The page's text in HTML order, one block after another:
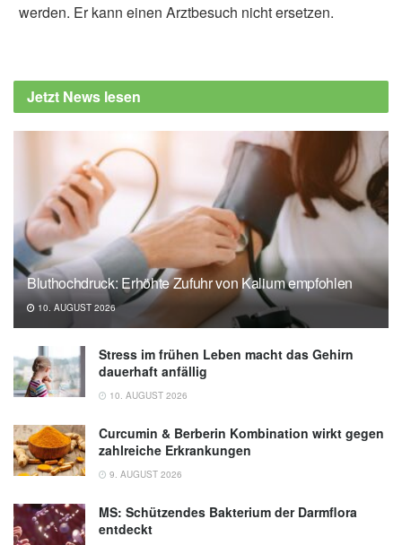
werden. Er kann einen Arztbesuch nicht ersetzen.
Jetzt News lesen
Bluthochdruck: Erhöhte Zufuhr von Kalium empfohlen
10. AUGUST 2026
Stress im frühen Leben macht das Gehirn
dauerhaft anfällig
10. AUGUST 2026
Curcumin & Berberin Kombination wirkt gegen
zahlreiche Erkrankungen
9. AUGUST 2026
MS: Schützendes Bakterium der Darmflora
entdeckt